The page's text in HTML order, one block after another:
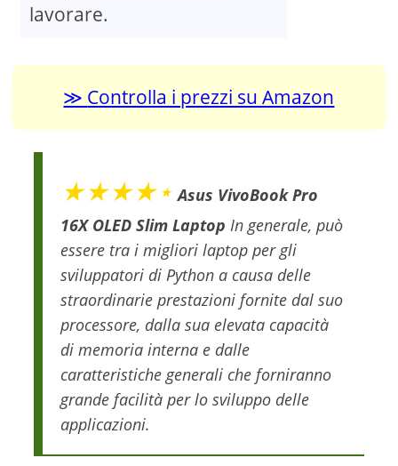
lavorare.
Controlla i prezzi su Amazon
★★★★⋆ Asus VivoBook Pro
16X OLED Slim Laptop In generale, può
essere tra i migliori laptop per gli
sviluppatori di Python a causa delle
straordinarie prestazioni fornite dal suo
processore, dalla sua elevata capacità
di memoria interna e dalle
caratteristiche generali che forniranno
grande facilità per lo sviluppo delle
applicazioni.